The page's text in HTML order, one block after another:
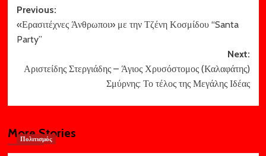
Post
navigation
Previous:
«Ερασιτέχνες Άνθρωποι» με την Τζένη Κοσμίδου “Santa
Party”
Next:
Αριστείδης Στεργιάδης – Άγιος Χρυσόστομος (Καλαφάτης)
Σμύρνης: Το τέλος της Μεγάλης Ιδέας
More Stories
Πολιτισμός